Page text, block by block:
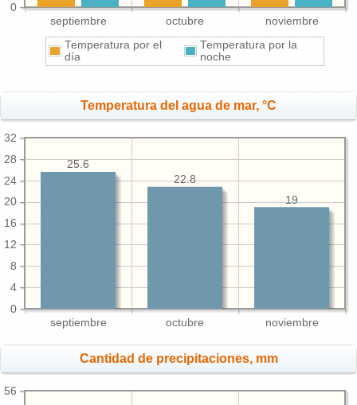
septiembre octubre noviembre
0
Temperatura por el
día
Temperatura por la
noche
Temperatura del agua de mar, °C
septiembre octubre noviembre
0
4
8
12
16
20
24
28
32
19
22.8
25.6
Cantidad de precipitaciones, mm
56